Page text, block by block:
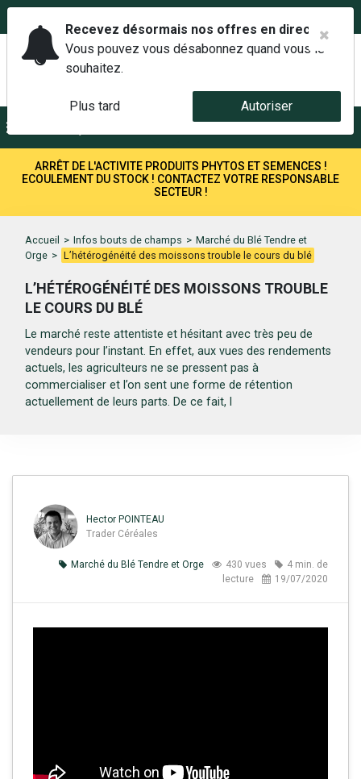
ARRÊT DE L'ACTIVITE PRODUITS PHYTOS ET SEMENCES !
ECOULEMENT DU STOCK ! CONTACTEZ VOTRE RESPONSABLE
SECTEUR !
Accueil > Infos bouts de champs > Marché du Blé Tendre et
Orge > L’hétérogénéité des moissons trouble le cours du blé
L’HÉTÉROGÉNÉITÉ DES MOISSONS TROUBLE
LE COURS DU BLÉ
Le marché reste attentiste et hésitant avec très peu de
vendeurs pour l’instant. En effet, aux vues des rendements
actuels, les agriculteurs ne se pressent pas à
commercialiser et l’on sent une forme de rétention
actuellement de leurs parts. De ce fait, l
Hector POINTEAU
Trader Céréales
Marché du Blé Tendre et Orge 430 vues
4 min. de
lecture
19/07/2020
Recevez désormais nos offres en direct.
Vous pouvez vous désabonnez quand vous le
souhaitez.
Plus tard Autoriser